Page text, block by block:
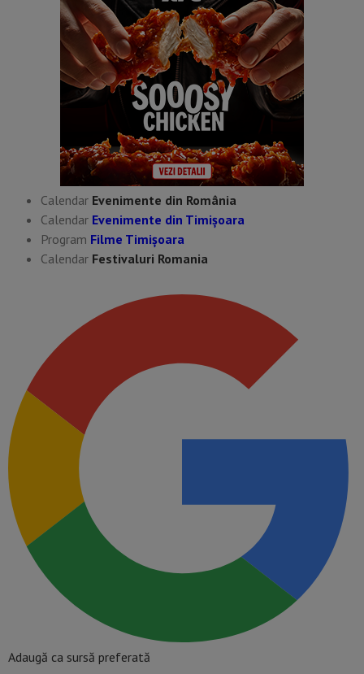
Calendar Evenimente din România
Calendar Evenimente din Timișoara
Program Filme Timișoara
Calendar Festivaluri Romania
Adaugă ca sursă preferată